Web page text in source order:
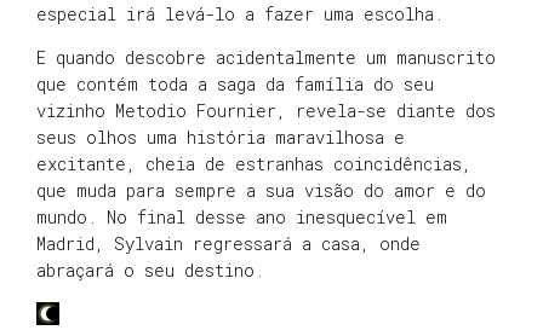
especial irá levá-lo a fazer uma escolha.
E quando descobre acidentalmente um manuscrito
que contém toda a saga da família do seu
vizinho Metodio Fournier, revela-se diante dos
seus olhos uma história maravilhosa e
excitante, cheia de estranhas coincidências,
que muda para sempre a sua visão do amor e do
mundo. No final desse ano inesquecível em
Madrid, Sylvain regressará a casa, onde
abraçará o seu destino.